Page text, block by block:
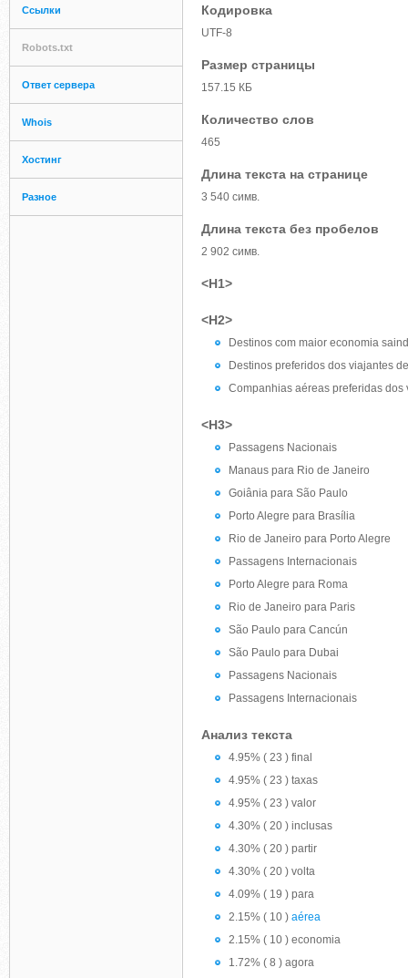
Ссылки
Robots.txt
Ответ сервера
Whois
Хостинг
Разное
Кодировка
UTF-8
Размер страницы
157.15 КБ
Количество слов
465
Длина текста на странице
3 540 симв.
Длина текста без пробелов
2 902 симв.
<H1>
<H2>
Destinos com maior economia
Destinos preferidos dos viajantes
Companhias aéreas preferidas dos
<H3>
Passagens Nacionais
Manaus para Rio de Janeiro
Goiânia para São Paulo
Porto Alegre para Brasília
Rio de Janeiro para Porto Alegre
Passagens Internacionais
Porto Alegre para Roma
Rio de Janeiro para Paris
São Paulo para Cancún
São Paulo para Dubai
Passagens Nacionais
Passagens Internacionais
Анализ текста
4.95% ( 23 ) final
4.95% ( 23 ) taxas
4.95% ( 23 ) valor
4.30% ( 20 ) inclusas
4.30% ( 20 ) partir
4.30% ( 20 ) volta
4.09% ( 19 ) para
2.15% ( 10 ) aérea
2.15% ( 10 ) economia
1.72% ( 8 ) agora